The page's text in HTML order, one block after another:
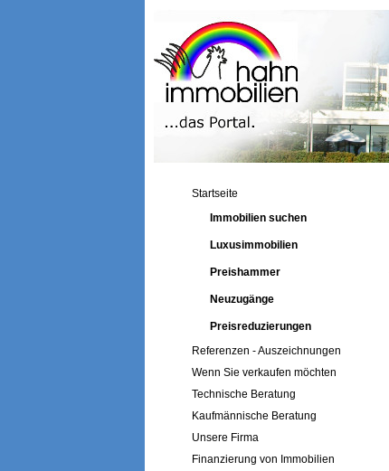
Startseite
Immobilien suchen
Luxusimmobilien
Preishammer
Neuzugänge
Preisreduzierungen
Referenzen - Auszeichnungen
Wenn Sie verkaufen möchten
Technische Beratung
Kaufmännische Beratung
Unsere Firma
Finanzierung von Immobilien